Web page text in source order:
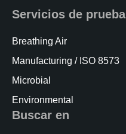
Servicios de prueba
Breathing Air
Manufacturing / ISO 8573
Microbial
Environmental
Buscar en